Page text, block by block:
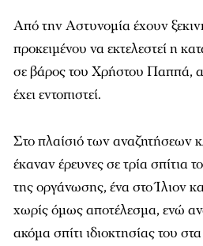
Από την Αστυνομία έχουν
προκειμένου να εκτελεστεί η
σε βάρος του Χρήστου Παππά,
έχει εντοπιστεί.
Στο πλαίσιό των αναζητήσεων
έκαναν έρευνες σε τρία σπίτια
της οργάνωσης, ένα στο Ίλιον
χωρίς όμως αποτέλεσμα, ενώ
ακόμα σπίτι ιδιοκτησίας του